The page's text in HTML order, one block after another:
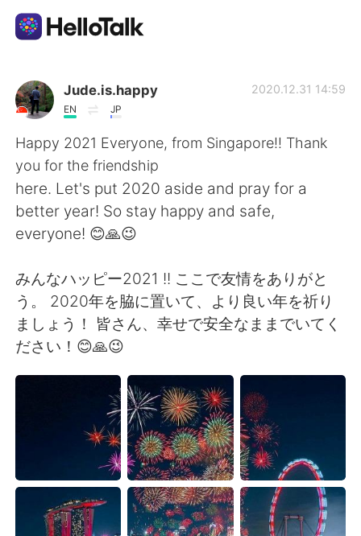
Appli d'échange linguistique
AI Grammar Checker
Français
English
繁體中文 Español
العربية Deutsch
ไทย
Indonesia Italiano
Türkçe Tiếng Việt
Português
Jude.is.happy
EN JP
2020.12.31 14:59
Happy 2021 Everyone, from Singapore!! Thank
you for the friendship
here. Let's put 2020 aside and pray for a
better year! So stay happy and safe,
everyone! 😊🙏😉
みんなハッピー2021 !! ここで友情をありがと
う。 2020年を脇に置いて、より良い年を祈り
ましょう！ 皆さん、幸せで安全なままでいてく
ださい！😊🙏😉